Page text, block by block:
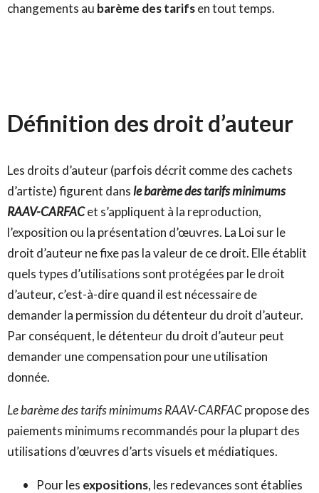
changements au barème des tarifsen tout temps.
Définition des droit d’auteur
Les droits d’auteur (parfois décrit comme des cachets
d’artiste) figurent dans le barème des tarifs minimums
RAAV-CARFACet s’appliquent à la reproduction,
l’exposition ou la présentation d’œuvres. La Loi sur le
droit d’auteur ne fixe pas la valeur de ce droit. Elle établit
quels types d’utilisations sont protégées par le droit
d’auteur, c’est-à-dire quand il est nécessaire de
demander la permission du détenteur du droit d’auteur.
Par conséquent, le détenteur du droit d’auteur peut
demander une compensation pour une utilisation
donnée.
Lebarème des tarifs minimums RAAV-CARFACpropose des
paiements minimums recommandés pour la plupart des
utilisations d’œuvres d’arts visuels et médiatiques.
Pour les expositions, les redevances sont établies